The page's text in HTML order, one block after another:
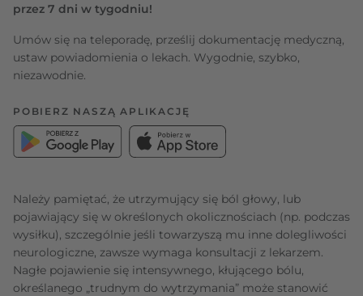
przez 7 dni w tygodniu!
Umów się na teleporadę, prześlij dokumentację medyczną,
ustaw powiadomienia o lekach. Wygodnie, szybko,
niezawodnie.
POBIERZ NASZĄ APLIKACJĘ
Należy pamiętać, że utrzymujący się ból głowy, lub
pojawiający się w określonych okolicznościach (np. podczas
wysiłku), szczególnie jeśli towarzyszą mu inne dolegliwości
neurologiczne, zawsze wymaga konsultacji z lekarzem.
Nagłe pojawienie się intensywnego, kłującego bólu,
określanego „trudnym do wytrzymania” może stanowić